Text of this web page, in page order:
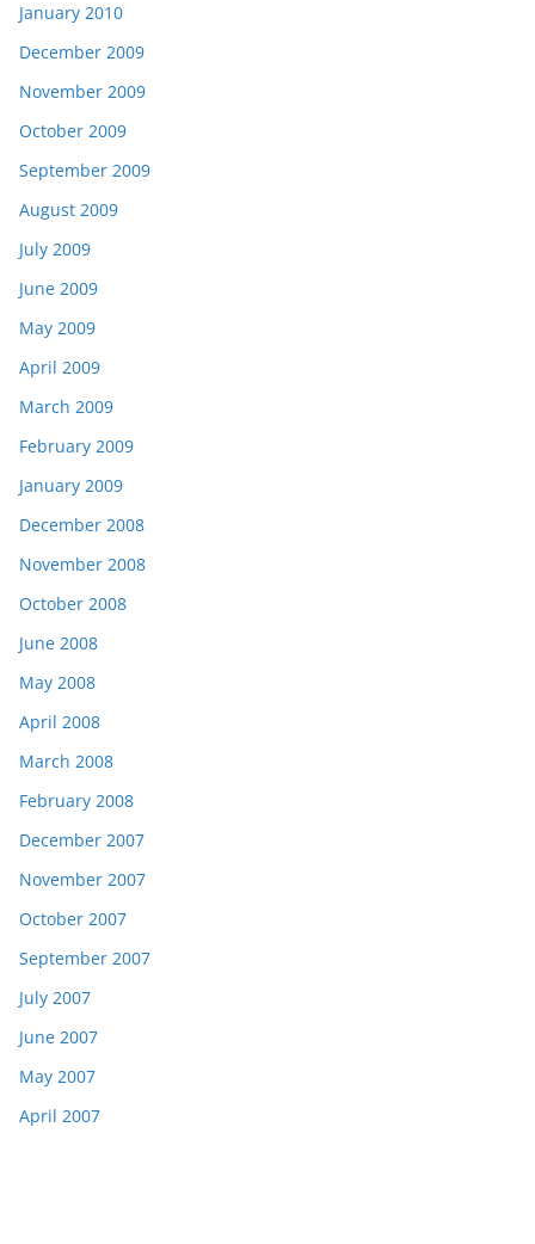
January 2010
December 2009
November 2009
October 2009
September 2009
August 2009
July 2009
June 2009
May 2009
April 2009
March 2009
February 2009
January 2009
December 2008
November 2008
October 2008
June 2008
May 2008
April 2008
March 2008
February 2008
December 2007
November 2007
October 2007
September 2007
July 2007
June 2007
May 2007
April 2007